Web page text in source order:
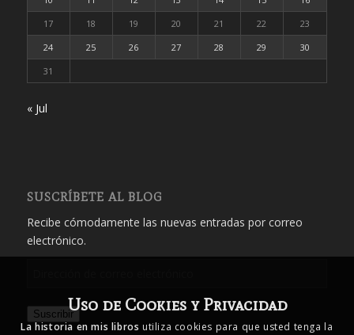
17
18 19 20 21 22
23
24
25 26 27 28 29
30
31
« Jul
SUSCRÍBETE AL BLOG
Recibe cómodamente las nuevas entradas por correo
electrónico.
correo
electrónico
SuscribirUso de Cookies y Privacidad
La historia en mis libros utiliza cookies para que usted tenga la